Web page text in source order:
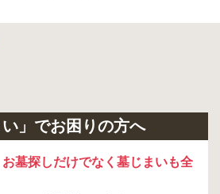
い」でお困りの方へ
お墓探しだけでなく墓じまいも全